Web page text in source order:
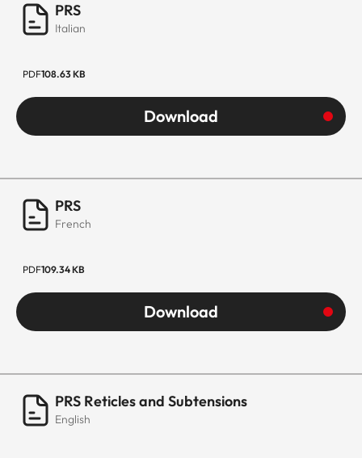
PRS
Italian
PDF108.63 KB
Download
PRS
French
PDF109.34 KB
Download
PRS Reticles and Subtensions
English